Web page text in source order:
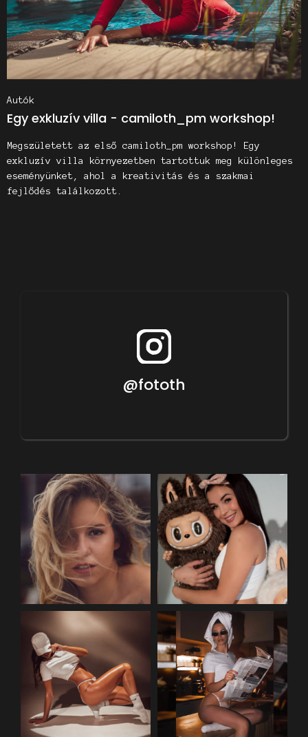
Autók
Egy exkluzív villa - camiloth_pm workshop!
Megszületett az első camiloth_pm workshop! Egy
exkluzív villa környezetben tartottuk meg különleges
eseményünket, ahol a kreativitás és a szakmai
fejlődés találkozott.
@fototh